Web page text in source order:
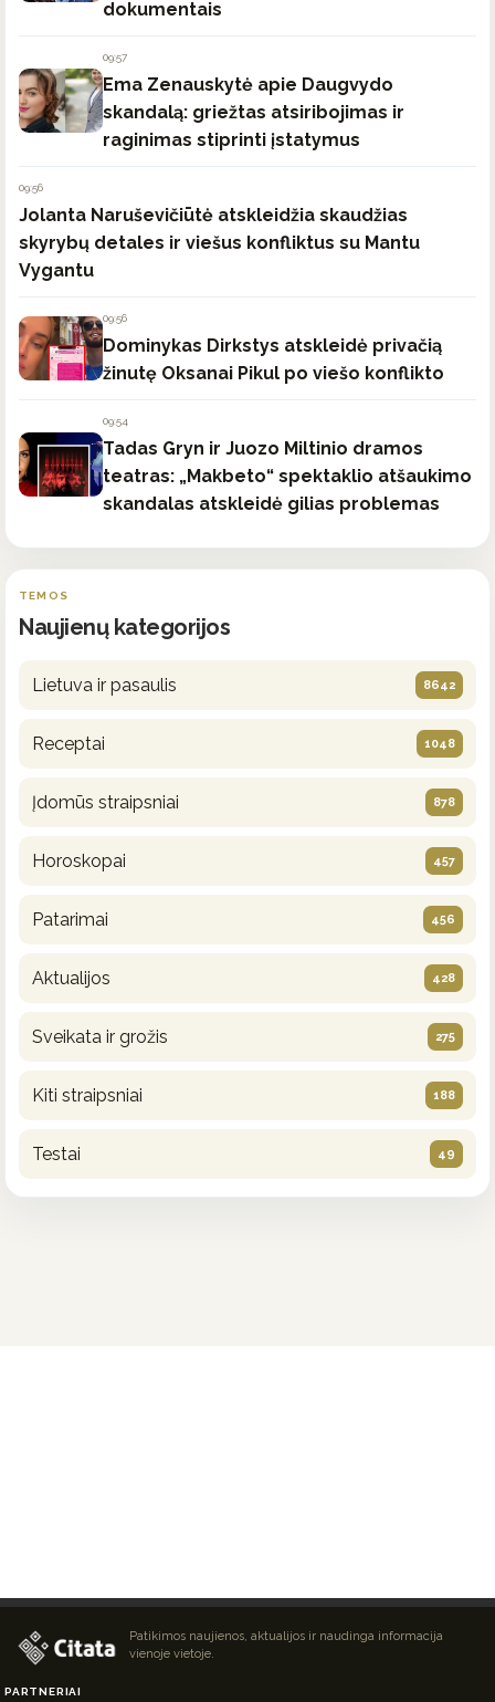
dokumentais
09:57
Ema Zenauskytė apie Daugvydo
skandalą: griežtas atsiribojimas ir
raginimas stiprinti įstatymus
09:56
Jolanta Naruševičiūtė atskleidžia skaudžias
skyrybų detales ir viešus konfliktus su Mantu
Vygantu
09:56
Dominykas Dirkstys atskleidė privačią
žinutę Oksanai Pikul po viešo konflikto
09:54
Tadas Gryn ir Juozo Miltinio dramos
teatras: „Makbeto“ spektaklio atšaukimo
skandalas atskleidė gilias problemas
TEMOS
Naujienų kategorijos
Lietuva ir pasaulis 8642
Receptai 1048
Įdomūs straipsniai 878
Horoskopai 457
Patarimai 456
Aktualijos 428
Sveikata ir grožis 275
Kiti straipsniai 188
Testai 49
Patikimos naujienos, aktualijos ir naudinga informacija
vienoje vietoje.
PARTNERIAI